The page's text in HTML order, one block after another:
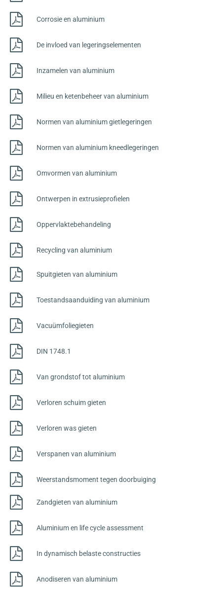
Corrosie en aluminium
De invloed van legeringselementen
Inzamelen van aluminium
Milieu en ketenbeheer van aluminium
Normen van aluminium gietlegeringen
Normen van aluminium kneedlegeringen
Omvormen van aluminium
Ontwerpen in extrusieprofielen
Oppervlaktebehandeling
Recycling van aluminium
Spuitgieten van aluminium
Toestandsaanduiding van aluminium
Vacuümfoliegieten
DIN 1748.1
Van grondstof tot aluminium
Verloren schuim gieten
Verloren was gieten
Verspanen van aluminium
Weerstandsmoment tegen doorbuiging
Zandgieten van aluminium
Aluminium en life cycle assessment
In dynamisch belaste constructies
Anodiseren van aluminium